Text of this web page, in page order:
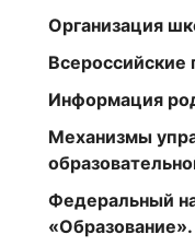
Организация
Информация
Механизмы
Федеральный